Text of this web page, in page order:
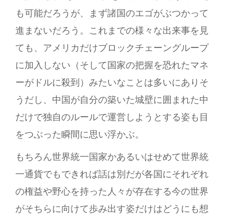
も可能だろうが、まず諸国のエゴがぶつかって
進まないだろう。これまでの様々な出来事を見
ても、アメリカだけブロックチェーングループ
に加入しない（そして国家の把握を恐れたマネ
ーがドルに殺到）みたいなことは多いにありそ
うだし、中国が自分の築いた城壁に囲まれた中
だけで独自のルールで運営しようとする姿も目
をつぶった瞬間に思い浮かぶ。
もちろん世界統一国家かあるいはせめて世界統
一通貨でもできれば話は別だが各国にそれぞれ
の権益や野心を持った人々が存在する今の世界
がそちらに向けて歩み出す姿だけはどうにも想